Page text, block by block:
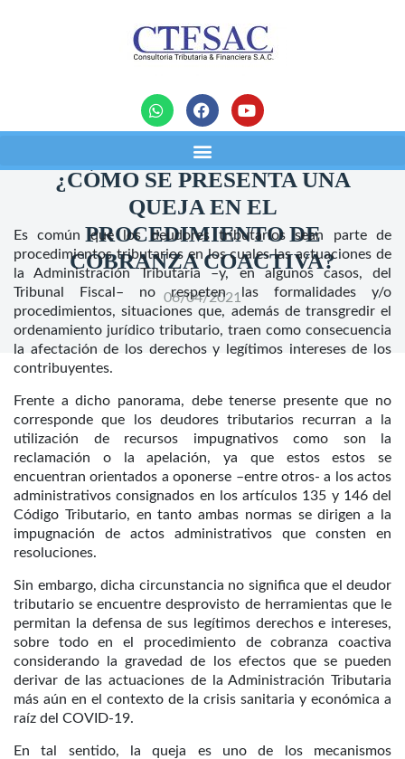
noticias
¿CÓMO SE PRESENTA UNA
QUEJA EN EL
PROCEDIMIENTO DE
COBRANZA COACTIVA?
06/04/2021
Es común que los deudores tributarios sean parte de
procedimientos tributarios en los cuales las actuaciones de
la Administración Tributaria –y, en algunos casos, del
Tribunal Fiscal– no respeten las formalidades y/o
procedimientos, situaciones que, además de transgredir el
ordenamiento jurídico tributario, traen como consecuencia
la afectación de los derechos y legítimos intereses de los
contribuyentes.
Frente a dicho panorama, debe tenerse presente que no
corresponde que los deudores tributarios recurran a la
utilización de recursos impugnativos como son la
reclamación o la apelación, ya que estos estos se
encuentran orientados a oponerse –entre otros- a los actos
administrativos consignados en los artículos 135 y 146 del
Código Tributario, en tanto ambas normas se dirigen a la
impugnación de actos administrativos que consten en
resoluciones.
Sin embargo, dicha circunstancia no significa que el deudor
tributario se encuentre desprovisto de herramientas que le
permitan la defensa de sus legítimos derechos e intereses,
sobre todo en el procedimiento de cobranza coactiva
considerando la gravedad de los efectos que se pueden
derivar de las actuaciones de la Administración Tributaria
más aún en el contexto de la crisis sanitaria y económica a
raíz del COVID-19.
En tal sentido, la queja es uno de los mecanismos